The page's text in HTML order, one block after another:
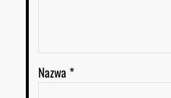
Nazwa *